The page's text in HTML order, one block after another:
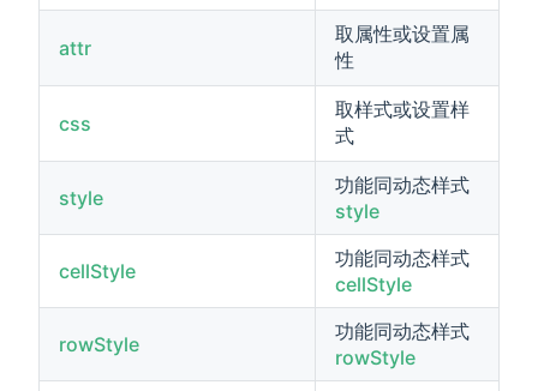
attr
取属性或设置属
性
css
取样式或设置样
式
style
功能同动态样式
style
cellStyle
功能同动态样式
cellStyle
rowStyle
功能同动态样式
rowStyle